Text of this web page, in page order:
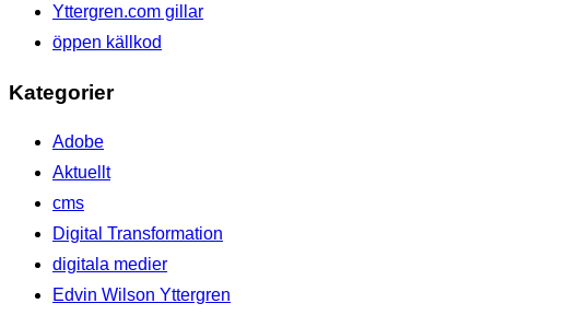
Yttergren.com gillar
öppen källkod
Kategorier
Adobe
Aktuellt
cms
Digital Transformation
digitala medier
Edvin Wilson Yttergren